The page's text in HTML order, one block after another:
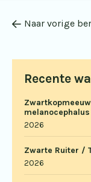
Recente
melanocephalus
2026
Zwarte Ruiter /
2026
Naar vorige